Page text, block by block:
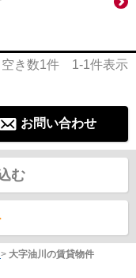
き数1件 1-1件表示
お問い合わせ
む
> 大字油川の賃貸物件